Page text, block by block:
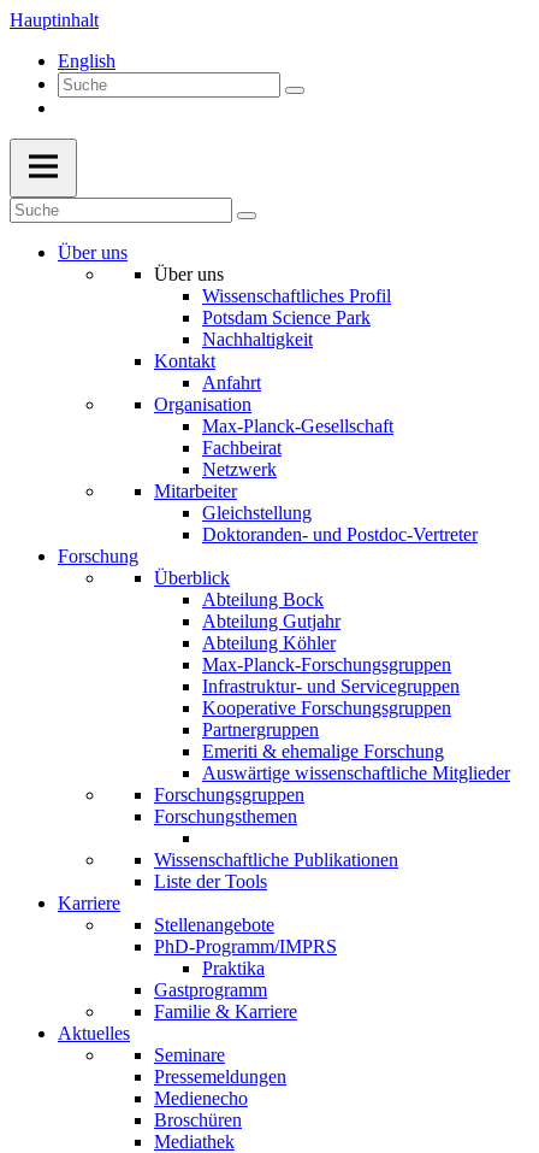
Hauptinhalt
English
Über uns
Über uns
Wissenschaftliches Profil
Potsdam Science Park
Nachhaltigkeit
Kontakt
Anfahrt
Organisation
Max-Planck-Gesellschaft
Fachbeirat
Netzwerk
Mitarbeiter
Gleichstellung
Doktoranden- und Postdoc-Vertreter
Forschung
Überblick
Abteilung Bock
Abteilung Gutjahr
Abteilung Köhler
Max-Planck-Forschungsgruppen
Infrastruktur- und Servicegruppen
Kooperative Forschungsgruppen
Partnergruppen
Emeriti & ehemalige Forschung
Auswärtige wissenschaftliche Mitglieder
Forschungsgruppen
Forschungsthemen
Wissenschaftliche Publikationen
Liste der Tools
Karriere
Stellenangebote
PhD-Programm/IMPRS
Praktika
Gastprogramm
Familie & Karriere
Aktuelles
Seminare
Pressemeldungen
Medienecho
Broschüren
Mediathek